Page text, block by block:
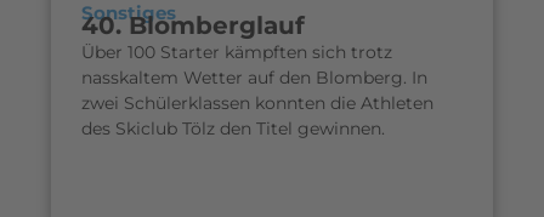
Sonstiges
40. Blomberglauf
Über 100 Starter kämpften sich trotz
nasskaltem Wetter auf den Blomberg. In
zwei Schülerklassen konnten die Athleten
des Skiclub Tölz den Titel gewinnen.